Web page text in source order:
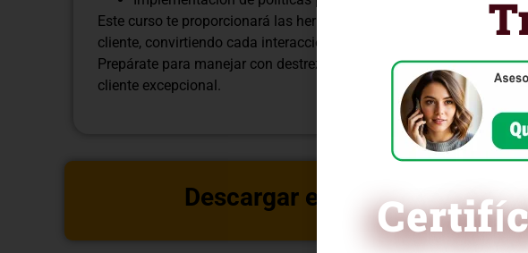
Este curso te proporcionará las herramientas esenciales para
cliente, convirtiendo cada interacción difícil en una oportunidad
Prepárate para manejar con destreza las situaciones más
cliente excepcional.
Descargar estructura